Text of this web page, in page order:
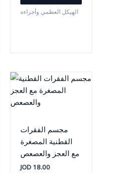
الهيكل العظمي وأجزاءه
مجسم الفقرات
القطنية المصغرة
مع العجز والعصعص
JOD 18.00